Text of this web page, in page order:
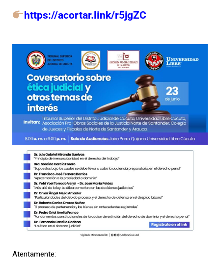
https://acortar.link/r5jgZC
Atentamente: